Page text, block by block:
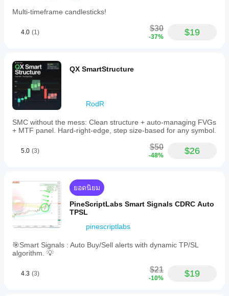
Multi-timeframe candlesticks!
4.0 (1) $30
-37% $19
QX SmartStructure
RodR
SMC without the mess: Clean structure + auto-managing FVGs
+ MTF panel. Hard-right-edge, step size-based for any symbol.
5.0 (3) $50
-48% $26
ยอดนิยม
PineScriptLabs Smart Signals CDRC Auto
TPSL
pinescriptlabs
🎯Smart Signals : Auto Buy/Sell alerts with dynamic TP/SL
algorithm. 💡
4.3 (3) $21
-10% $19